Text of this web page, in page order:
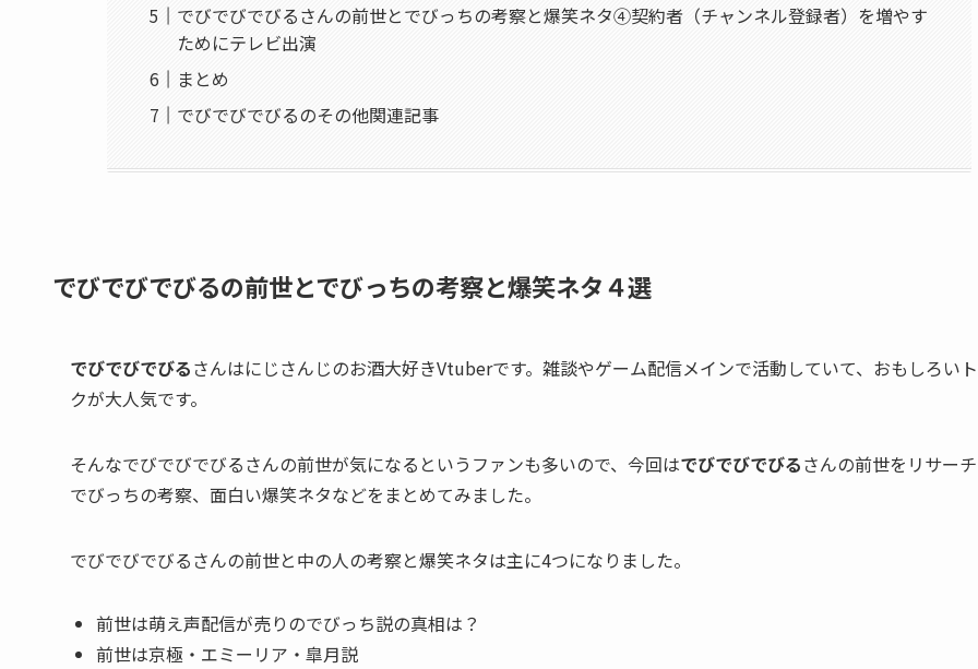
でびでびでびるさんの前世とでびっちの考察と爆笑ネタ④契約者（チャンネル登録者）を増やす
ためにテレビ出演
まとめ
でびでびでびるのその他関連記事
でびでびでびるの前世とでびっちの考察と爆笑ネタ４選
でびでびでびるさんはにじさんじのお酒大好きVtuberです。雑談やゲーム配信メインで活動していて、おもしろい
クが大人気です。
そんなでびでびでびるさんの前世が気になる というファンも多いので、今回はでびでびでびるさんの前世をリサー
でびっちの考察、面白い爆笑ネタなどをまとめてみました。
でびでびでびるさんの前世と中の人の考察と爆笑ネタは主に4つになりました。
前世は萌え声配信が売りのでびっち説の真相は？
前世は京極・エミーリア・皐月説